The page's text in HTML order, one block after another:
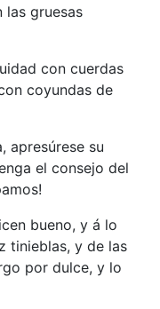
las gruesas
con cuerdas
coyundas de
apresúrese su
el consejo del
bueno, y á lo
tinieblas, y de las
por dulce, y lo